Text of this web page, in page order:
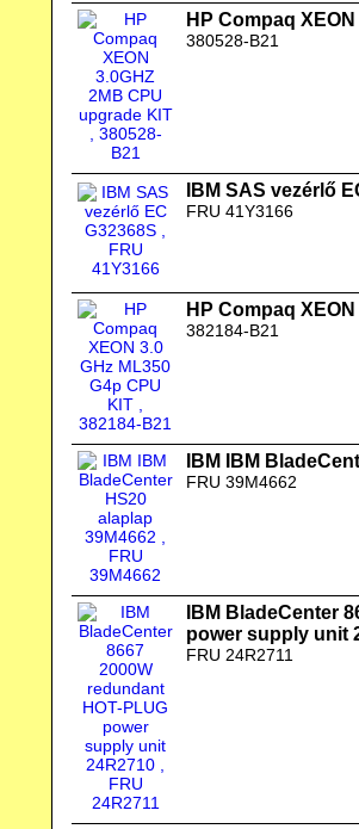
HP Compaq
380528-B21
IBM SAS vezérlő
FRU 41Y3166
HP Compaq
382184-B21
IBM IBM
FRU 39M4662
IBM BladeCenter
power supply unit
FRU 24R2711